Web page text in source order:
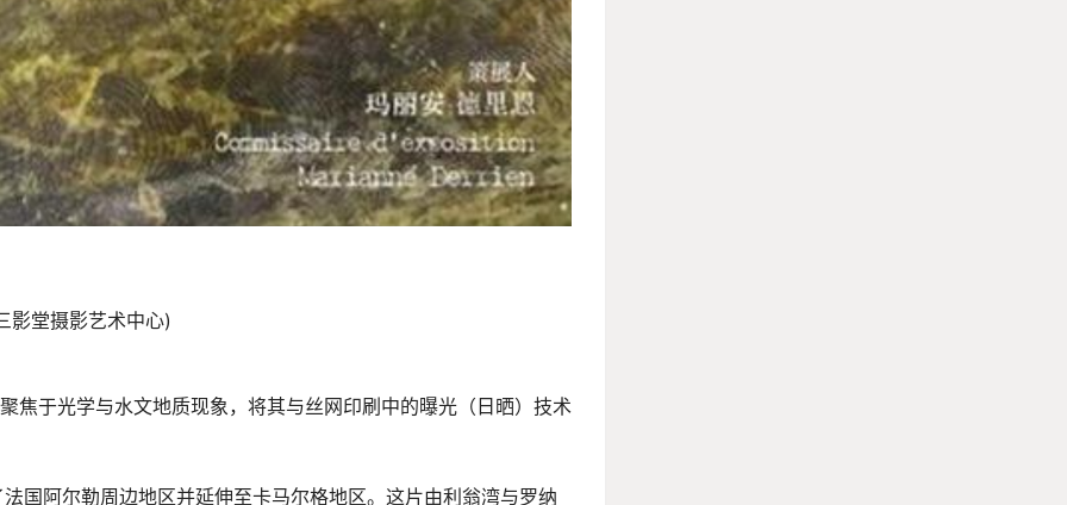
影堂摄影艺术中心)
焦于光学与水文地质现象，将其与丝网印刷中的曝光（日晒）技术
国阿尔勒周边地区并延伸至卡马尔格地区。这片由利翁湾与罗纳